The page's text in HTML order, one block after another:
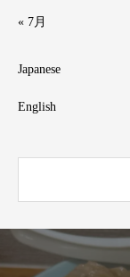
« 7月
Japanese
English